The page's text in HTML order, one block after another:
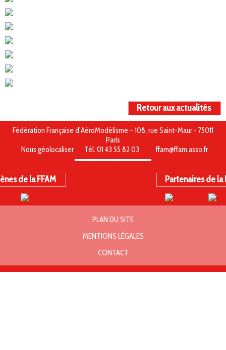
Retour aux actualités
Fédération Française d’AéroModélisme – 108, rue Saint-Maur - 75011
Paris
Nous géolocaliser
Tél. 01 43 55 82 03 ffam@ffam.asso.fr
de la FFAM Partenaires de la
PLAN DU SITE
MENTIONS LÉGALES
CONTACT